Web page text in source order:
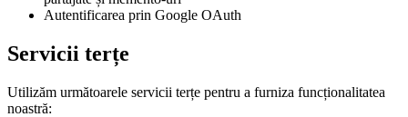
Autentificarea prin Google OAuth
Servicii terțe
Utilizăm următoarele servicii terțe pentru a furniza funcționalitatea
noastră: